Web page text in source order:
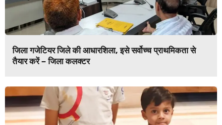
जिला गजेटियर जिले की आधारशिला, इसे सर्वोच्च प्राथमिकता से
तैयार करें – जिला कलक्टर